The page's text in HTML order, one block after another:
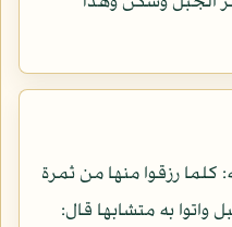
كلما رزقوا منها من ثمرة
واتوا به متشابها قال: